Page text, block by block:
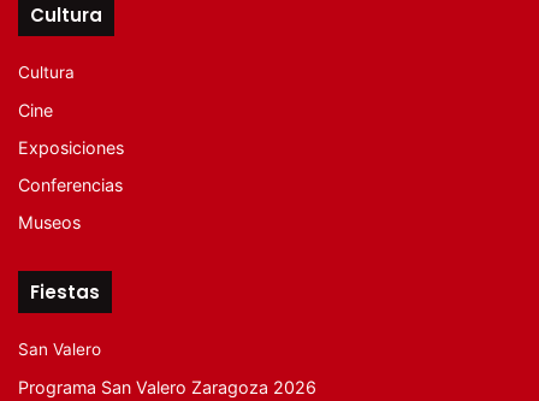
Cultura
Cultura
Cine
Exposiciones
Conferencias
Museos
Fiestas
San Valero
Programa San Valero Zaragoza 2026